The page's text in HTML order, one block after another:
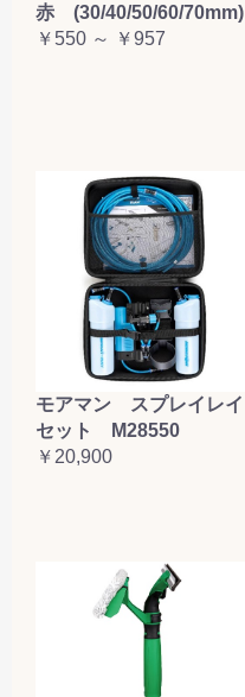
赤 (30/40/50/60/70mm)
￥550 ～ ￥957
モアマン スプレイレイ
セット M28550
￥20,900